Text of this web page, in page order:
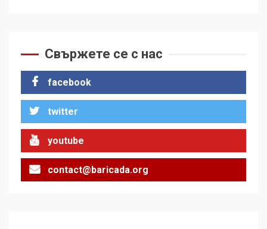
Свържете се с нас
facebook
twitter
youtube
contact@baricada.org